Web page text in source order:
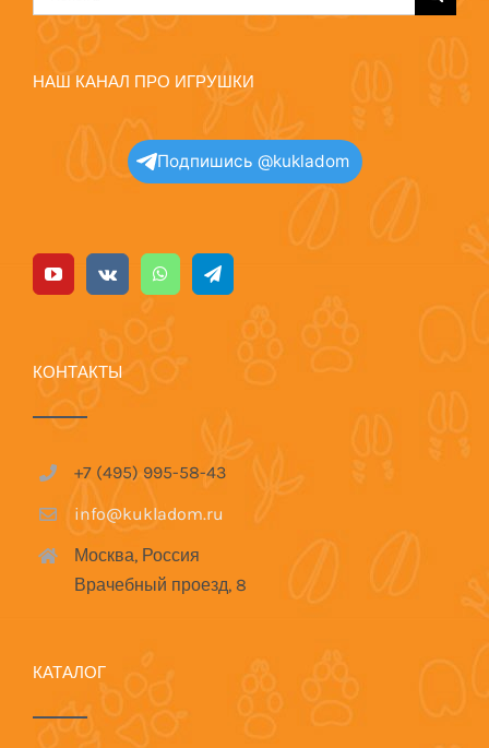
поиска:
НАШ КАНАЛ ПРО ИГРУШКИ
Подпишись @kukladom
КОНТАКТЫ
+7 (495) 995-58-43
info@kukladom.ru
Москва, Россия
Врачебный проезд, 8
КАТАЛОГ